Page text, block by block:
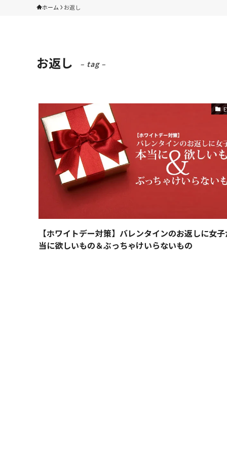
ホーム お返し
お返し – tag –
【ホワイトデー対策】バレンタインのお返しに女
当に欲しいもの＆ぶっちゃけいらないもの